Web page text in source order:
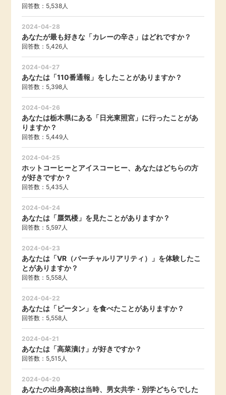
即日還元
アンケート
ゲーム
買い物
モニター
ポイ活お得情報
お友達紹介
カード比較
毎日ゲット
特集一覧
GMOポイ活の使い方
ヘルプセンター
暮らし
引っ越し
買取・査定
学び
進学・教育
月額有料サービス
銀行・金融・投資
家計の固定費
回答数：5,538人
2024-04-28
あなたが最も好きな「カレーの辛さ」はどれですか？
回答数：5,426人
2024-04-27
あなたは「110番通報」をしたことがありますか？
回答数：5,398人
2024-04-26
あなたは栃木県にある「日光東照宮」に行ったことがあ
りますか？
回答数：5,449人
2024-04-25
ホットコーヒーとアイスコーヒー、あなたはどちらの方
が好きですか？
回答数：5,435人
2024-04-24
あなたは「蜃気楼」を見たことがありますか？
回答数：5,597人
2024-04-23
あなたは「VR（バーチャルリアリティ）」を体験したこ
とがありますか？
回答数：5,558人
2024-04-22
あなたは「ピータン」を食べたことがありますか？
回答数：5,558人
2024-04-21
あなたは「高菜漬け」が好きですか？
回答数：5,515人
2024-04-20
あなたの出身高校は当時、男女共学・別学どちらでした